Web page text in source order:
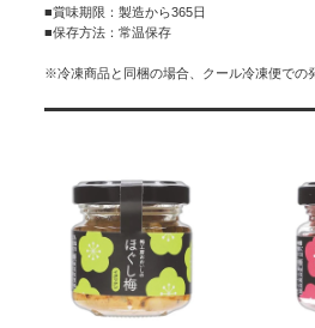
■賞味期限：製造から365日
■保存方法：常温保存
※冷凍商品と同梱の場合、クール冷凍便での